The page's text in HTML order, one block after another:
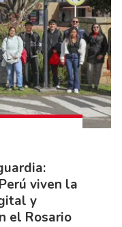
viven la
y
el Rosario